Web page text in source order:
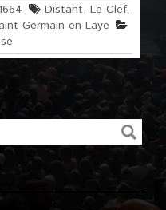
Distant,La Clef,
Germain en Laye